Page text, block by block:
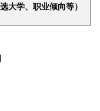
大学、职业倾向等）